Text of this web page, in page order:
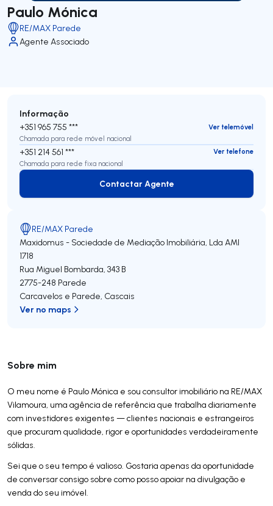
Paulo Mónica
RE/MAX Parede
Agente Associado
Sobre mim
O meu nome é Paulo Mónica e sou consultor imobiliário na RE/MAX
Vilamoura, uma agência de referência que trabalha diariamente
com investidores exigentes — clientes nacionais e estrangeiros
que procuram qualidade, rigor e oportunidades verdadeiramente
sólidas.
Sei que o seu tempo é valioso. Gostaria apenas da oportunidade
de conversar consigo sobre como posso apoiar na divulgação e
venda do seu imóvel.
Informação
+351 965 755 ***
Ver telemóvel
Chamada para rede móvel nacional
+351 214 561 ***
Ver telefone
Chamada para rede fixa nacional
Contactar Agente
Contactar Agente
RE/MAX Parede
Maxidomus - Sociedade de Mediação Imobiliária, Lda AMI
1718
Rua Miguel Bombarda, 343 B
2775-248 Parede
Carcavelos e Parede, Cascais
Ver no maps